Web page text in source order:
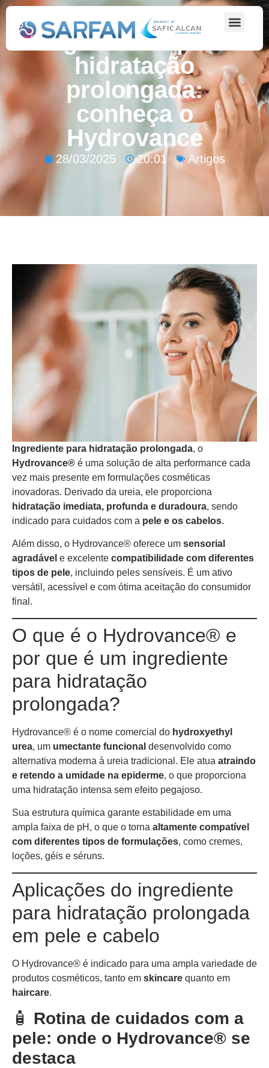
Ingrediente para
hidratação
prolongada:
conheça o
Hydrovance
28/03/2025 20:01 Artigos
Ingrediente para hidratação prolongada, o
Hydrovance® é uma solução de alta performance cada
vez mais presente em formulações cosméticas
inovadoras. Derivado da ureia, ele proporciona
hidratação imediata, profunda e duradoura, sendo
indicado para cuidados com a pele e os cabelos.
Além disso, o Hydrovance® oferece um sensorial
agradável e excelente compatibilidade com diferentes
tipos de pele, incluindo peles sensíveis. É um ativo
versátil, acessível e com ótima aceitação do consumidor
final.
O que é o Hydrovance® e
por que é um ingrediente
para hidratação
prolongada?
Hydrovance® é o nome comercial do hydroxyethyl
urea, um umectante funcional desenvolvido como
alternativa moderna à ureia tradicional. Ele atua atraindo
e retendo a umidade na epiderme, o que proporciona
uma hidratação intensa sem efeito pegajoso.
Sua estrutura química garante estabilidade em uma
ampla faixa de pH, o que o torna altamente compatível
com diferentes tipos de formulações, como cremes,
loções, géis e séruns.
Aplicações do ingrediente
para hidratação prolongada
em pele e cabelo
O Hydrovance® é indicado para uma ampla variedade de
produtos cosméticos, tanto em skincare quanto em
haircare.
🧴 Rotina de cuidados com a
pele: onde o Hydrovance® se
destaca